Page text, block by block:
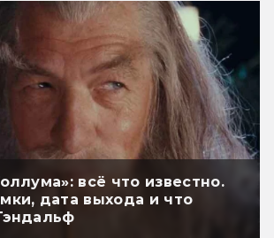
всё что известно.
дата выхода и что